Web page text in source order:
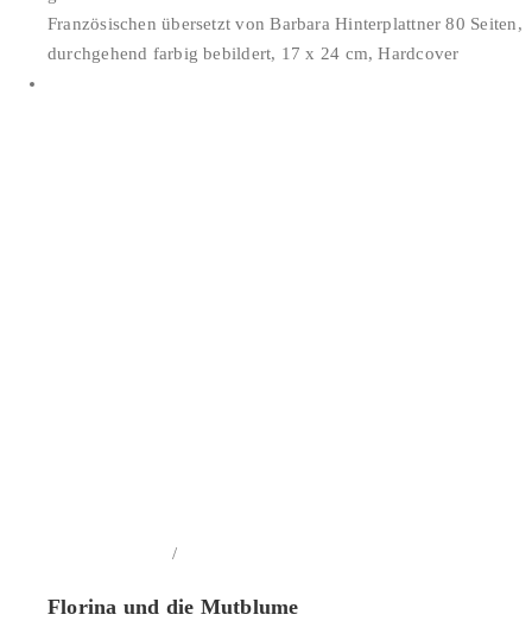
Französischen übersetzt von Barbara Hinterplattner 80 Seiten,
durchgehend farbig bebildert, 17 x 24 cm, Hardcover
/
Florina und die Mutblume